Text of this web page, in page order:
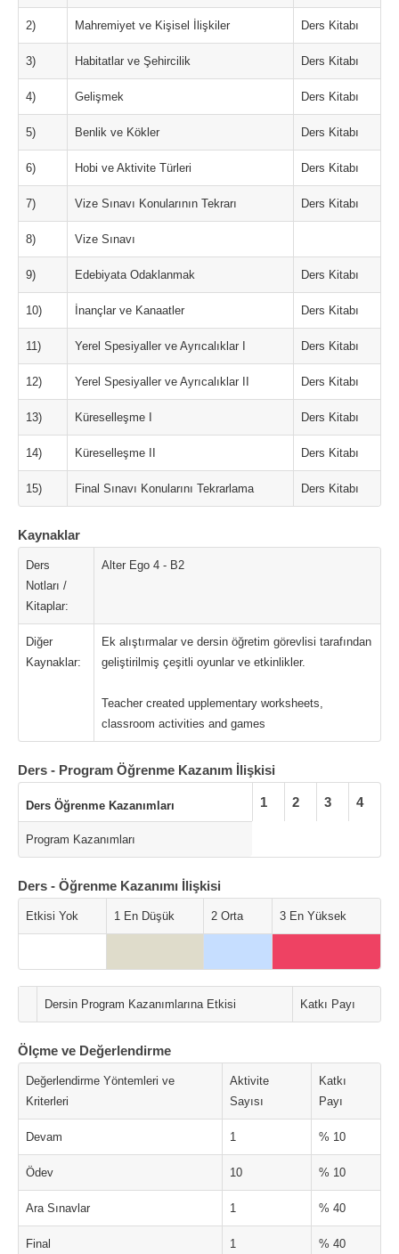
2) Mahremiyet ve Kişisel İlişkiler Ders Kitabı
3) Habitatlar ve Şehircilik Ders Kitabı
4) Gelişmek Ders Kitabı
5) Benlik ve Kökler Ders Kitabı
6) Hobi ve Aktivite Türleri Ders Kitabı
7) Vize Sınavı Konularının Tekrarı Ders Kitabı
8) Vize Sınavı
9) Edebiyata Odaklanmak Ders Kitabı
10) İnançlar ve Kanaatler Ders Kitabı
11) Yerel Spesiyaller ve Ayrıcalıklar I Ders Kitabı
12) Yerel Spesiyaller ve Ayrıcalıklar II Ders Kitabı
13) Küreselleşme I Ders Kitabı
14) Küreselleşme II Ders Kitabı
15) Final Sınavı Konularını Tekrarlama Ders Kitabı
Kaynaklar
Ders
Notları /
Kitaplar:
Alter Ego 4 - B2
Diğer
Kaynaklar:
Ek alıştırmalar ve dersin öğretim görevlisi tarafından
geliştirilmiş çeşitli oyunlar ve etkinlikler.
Teacher created upplementary worksheets,
classroom activities and games
Ders - Program Öğrenme Kazanım İlişkisi
Ders Öğrenme Kazanımları 1 2 3 4
Program Kazanımları
Ders - Öğrenme Kazanımı İlişkisi
Etkisi Yok 1 En Düşük 2 Orta 3 En Yüksek
Dersin Program Kazanımlarına Etkisi Katkı Payı
Ölçme ve Değerlendirme
Değerlendirme Yöntemleri ve
Kriterleri
Aktivite
Sayısı
Katkı
Payı
Devam 1 % 10
Ödev 10 % 10
Ara Sınavlar 1 % 40
Final 1 % 40